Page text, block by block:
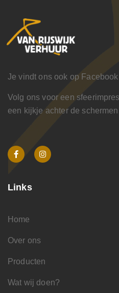
Je vindt ons ook op
Volg ons voor een
een kijkje achter de
Links
Home
Over ons
Producten
Wat wij doen?